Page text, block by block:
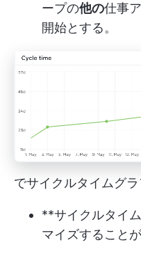
ープの他の仕事
開始とする。
でサイクルタイムグ
**サイクルタイ
マイズすること